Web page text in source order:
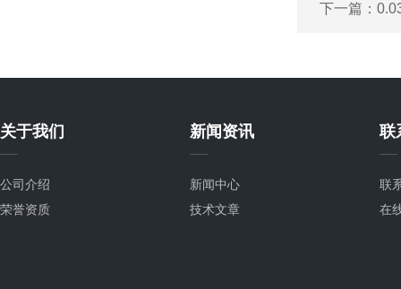
下一篇：
关于我们
公司介绍
荣誉资质
新闻资讯
新闻中心
技术文章
联
联
在